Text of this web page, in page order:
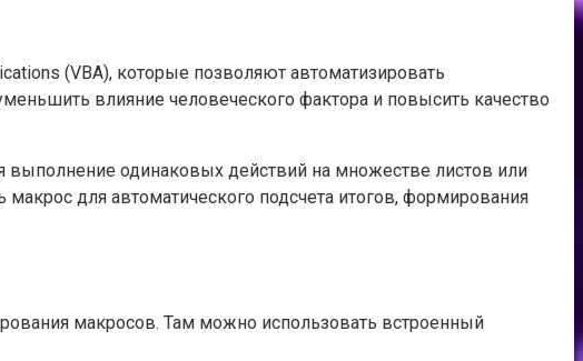
(VBA), которые позволяют автоматизировать
влияние человеческого фактора и повысить качество
выполнение одинаковых действий на множестве листов или
для автоматического подсчета итогов, формирования
макросов. Там можно использовать встроенный